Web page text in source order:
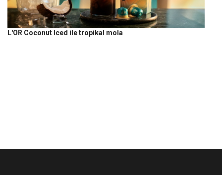
L'OR Coconut Iced ile tropikal mola